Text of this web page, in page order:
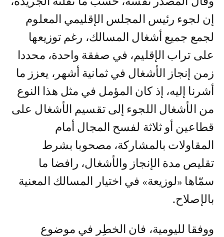
إن لجوء رئيس المجلس الإقليمي المعلوم
لجمع جميع أشغال المسالك، رغم توزيعها
على تراب الإقليم، في صفقة واحدة، محددا
زمن إنجاز الأشغال في ثمانية أشهر، يعزز ما
أشرنا إليه، إذ كان المؤمل في مثل هذا النوع
من الأشغال اللجوء إلى تقسيم الأشغال على
قطاعين أو ثلاثة لفسح المجال أمام
المقاولات بالمشاركة، مصحوبا بشرط
تقليص مدة الإنجاز والأشغال، رافضا ما
سمّاها «لوزيعة» في اختيار المسالك المعنية
بالإصلاح.
ووفقا لليومية، فان الخطِر في موضوع